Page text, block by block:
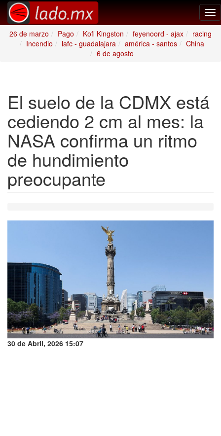
26 de marzo
Pago Kofi Kingston feyenoord - ajax
racing
Incendio
lafc - guadalajara américa - santos
China
6 de agosto
El suelo de la CDMX está
cediendo 2 cm al mes: la
NASA confirma un ritmo
de hundimiento
preocupante
30 de Abril, 2026 15:07